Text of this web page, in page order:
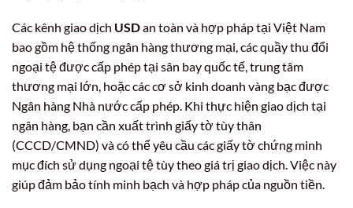
Các kênh giao dịch USDan toàn và hợp pháp tại Việt Nam
bao gồm hệ thống ngân hàng thương mại, các quầy thu đổi
ngoại tệ được cấp phép tại sân bay quốc tế, trung tâm
thương mại lớn, hoặc các cơ sở kinh doanh vàng bạc được
Ngân hàng Nhà nước cấp phép. Khi thực hiện giao dịch tại
ngân hàng, bạn cần xuất trình giấy tờ tùy thân
(CCCD/CMND) và có thể yêu cầu các giấy tờ chứng minh
mục đích sử dụng ngoại tệ tùy theo giá trị giao dịch. Việc này
giúp đảm bảo tính minh bạch và hợp pháp của nguồn tiền.